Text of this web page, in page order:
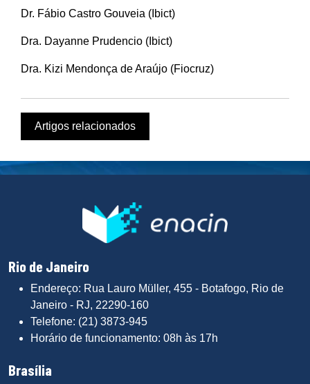
Dr. Fábio Castro Gouveia (Ibict)
Dra. Dayanne Prudencio (Ibict)
Dra. Kizi Mendonça de Araújo (Fiocruz)
Artigos relacionados
Rio de Janeiro
Endereço: Rua Lauro Müller, 455 - Botafogo, Rio de
Janeiro - RJ, 22290-160
Telefone: (21) 3873-945
Horário de funcionamento: 08h às 17h
Brasília